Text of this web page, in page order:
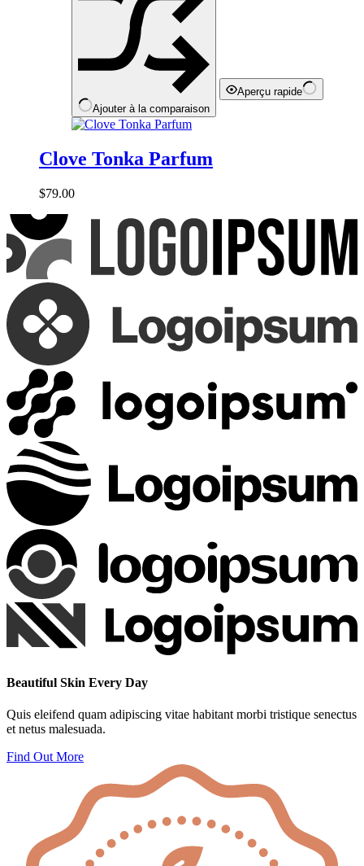
Ajouter à la comparaison
Aperçu rapide
Clove Tonka Parfum
$79.00
Beautiful Skin Every Day
Quis eleifend quam adipiscing vitae habitant morbi tristique senectus
et netus malesuada.
Find Out More